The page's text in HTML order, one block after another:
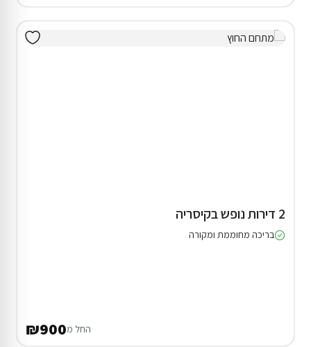
2 דירות נופש בקיסריה
בריכה מחוממת ומקורה
החל מ₪900